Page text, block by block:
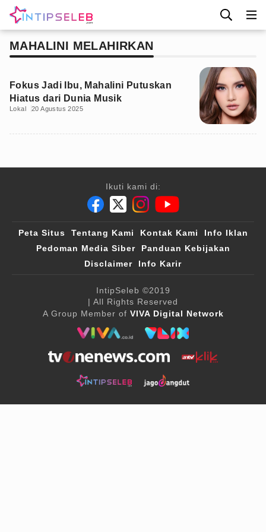
MAHALINI MELAHIRKAN
Fokus Jadi Ibu, Mahalini Putuskan
Hiatus dari Dunia Musik
Lokal 20 Agustus 2025
Ikuti kami di:
Peta Situs Tentang Kami Kontak Kami
Info Iklan
Pedoman Media Siber
Panduan Kebijakan
Disclaimer
Info Karir
IntipSeleb ©2019
| All Rights Reserved
A Group Member of VIVA Digital Network